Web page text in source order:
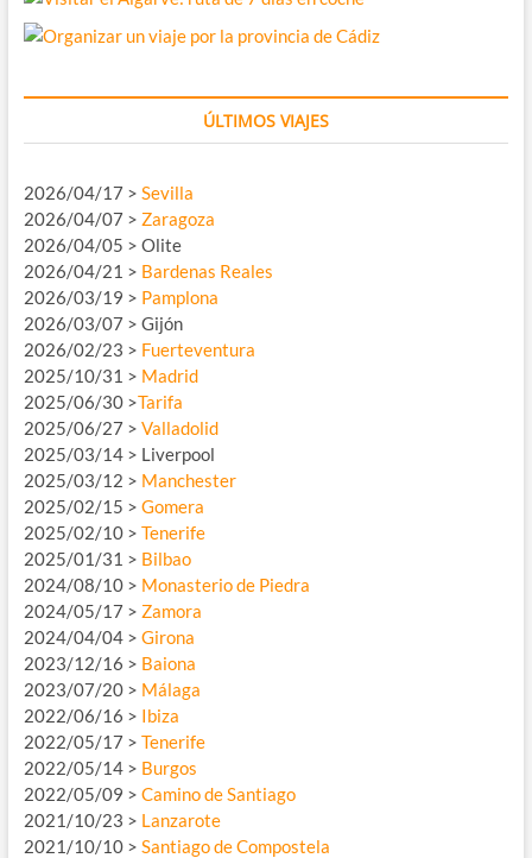
ÚLTIMOS VIAJES
2026/04/17 > Sevilla
2026/04/07 > Zaragoza
2026/04/05 > Olite
2026/04/21 > Bardenas Reales
2026/03/19 > Pamplona
2026/03/07 > Gijón
2026/02/23 > Fuerteventura
2025/10/31 > Madrid
2025/06/30 >Tarifa
2025/06/27 > Valladolid
2025/03/14 > Liverpool
2025/03/12 > Manchester
2025/02/15 > Gomera
2025/02/10 > Tenerife
2025/01/31 > Bilbao
2024/08/10 > Monasterio de Piedra
2024/05/17 > Zamora
2024/04/04 > Girona
2023/12/16 > Baiona
2023/07/20 > Málaga
2022/06/16 > Ibiza
2022/05/17 > Tenerife
2022/05/14 > Burgos
2022/05/09 > Camino de Santiago
2021/10/23 > Lanzarote
2021/10/10 > Santiago de Compostela